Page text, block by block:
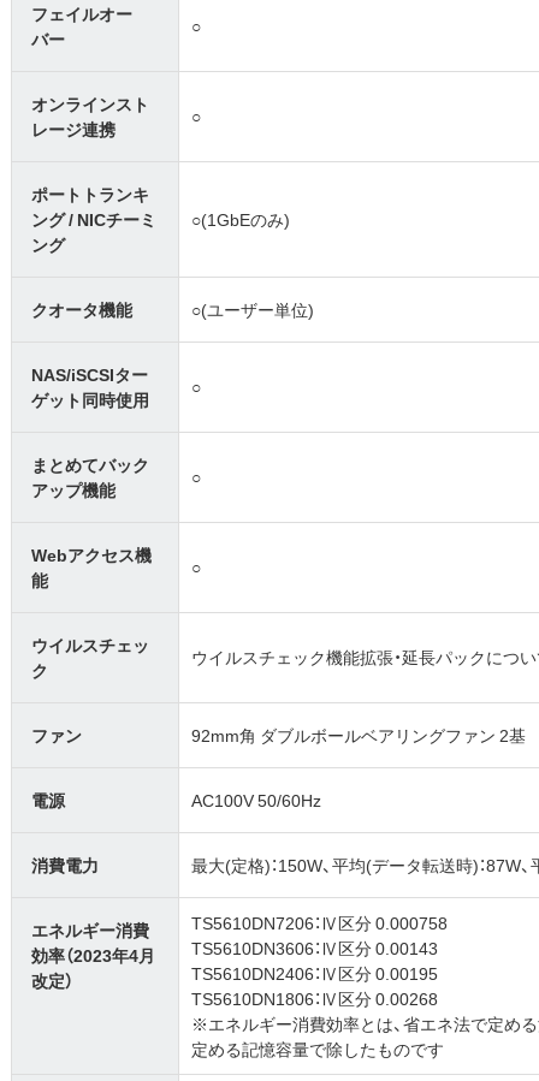
フェイルオー
バー
○
オンラインスト
レージ連携
○
ポートトランキ
ング / NICチーミ
ング
○(1GbEのみ)
クオータ機能 ○(ユーザー単位)
NAS/iSCSIター
ゲット同時使用
○
まとめてバック
アップ機能
○
Webアクセス機
能
○
ウイルスチェッ
ク
ウイルスチェック機能拡張・延長パックについ
ファン 92mm角 ダブルボールベアリングファン 2基
電源 AC100V 50/60Hz
消費電力 最大(定格)：150W、平均(データ転送時)：87W
エネルギー消費
効率（2023年4月
改定）
TS5610DN7206：Ⅳ区分 0.000758
TS5610DN3606：Ⅳ区分 0.00143
TS5610DN2406：Ⅳ区分 0.00195
TS5610DN1806：Ⅳ区分 0.00268
※エネルギー消費効率とは、省エネ法で定め
定める記憶容量で除したものです